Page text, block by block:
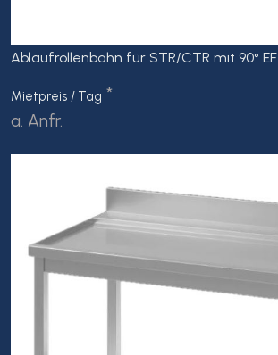
Ablaufrollenbahn für STR/CTR mit 90° EF
Mietpreis / Tag *
a. Anfr.